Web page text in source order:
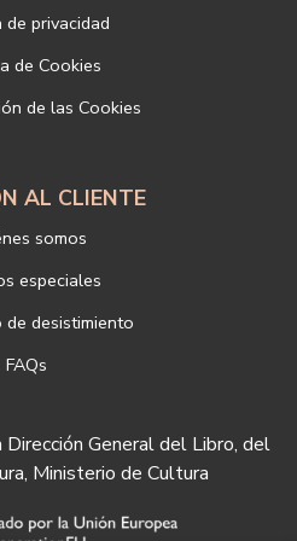
la política de privacidad de
proteccion-de-datos
de privacidad
de Cookies
de las Cookies
AL CLIENTE
somos
especiales
de desistimiento
FAQs
General del Libro, del
Ministerio de Cultura